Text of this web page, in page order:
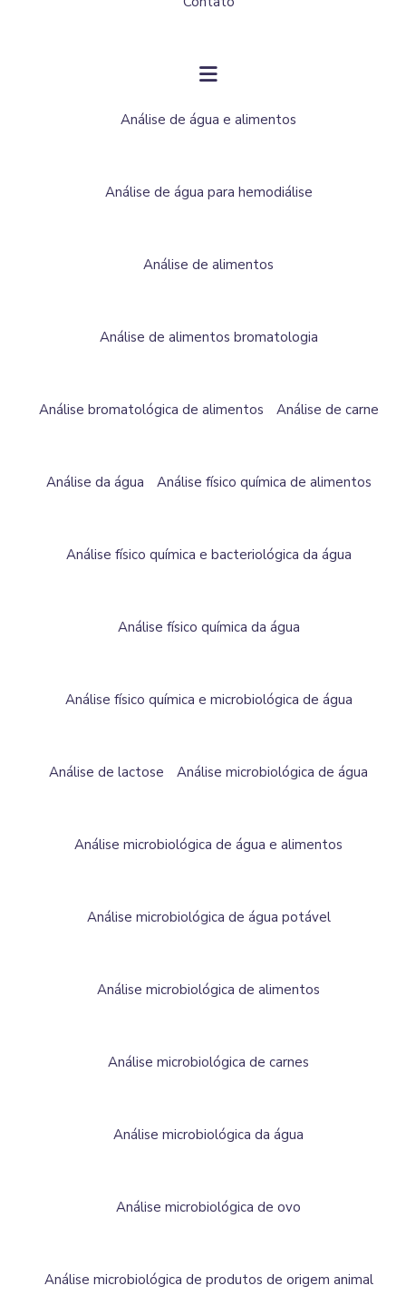
Análise de água e alimentos
Análise de água para hemodiálise
Análise de alimentos
Análise de alimentos bromatologia
Análise bromatológica de alimentos Análise de carne
Análise da água Análise físico química de alimentos
Análise físico química e bacteriológica da água
Análise físico química da água
Análise físico química e microbiológica de água
Análise de lactose Análise microbiológica de água
Análise microbiológica de água e alimentos
Análise microbiológica de água potável
Análise microbiológica de alimentos
Análise microbiológica de carnes
Análise microbiológica da água
Análise microbiológica de ovo
Análise microbiológica de produtos de origem animal